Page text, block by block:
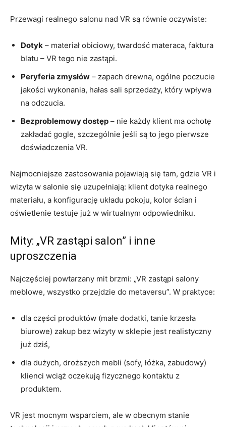
Przewagi realnego salonu nad VR są równie oczywiste:
Dotyk – materiał obiciowy, twardość materaca, faktura
blatu – VR tego nie zastąpi.
Peryferia zmysłów – zapach drewna, ogólne poczucie
jakości wykonania, hałas sali sprzedaży, który wpływa
na odczucia.
Bezproblemowy dostęp – nie każdy klient ma ochotę
zakładać gogle, szczególnie jeśli są to jego pierwsze
doświadczenia VR.
Najmocniejsze zastosowania pojawiają się tam, gdzie VR i
wizyta w salonie się uzupełniają: klient dotyka realnego
materiału, a konfigurację układu pokoju, kolor ścian i
oświetlenie testuje już w wirtualnym odpowiedniku.
Mity: „VR zastąpi salon” i inne
uproszczenia
Najczęściej powtarzany mit brzmi: „VR zastąpi salony
meblowe, wszystko przejdzie do metaversu”. W praktyce:
dla części produktów (małe dodatki, tanie krzesła
biurowe) zakup bez wizyty w sklepie jest realistyczny
już dziś,
dla dużych, droższych mebli (sofy, łóżka, zabudowy)
klienci wciąż oczekują fizycznego kontaktu z
produktem.
VR jest mocnym wsparciem, ale w obecnym stanie